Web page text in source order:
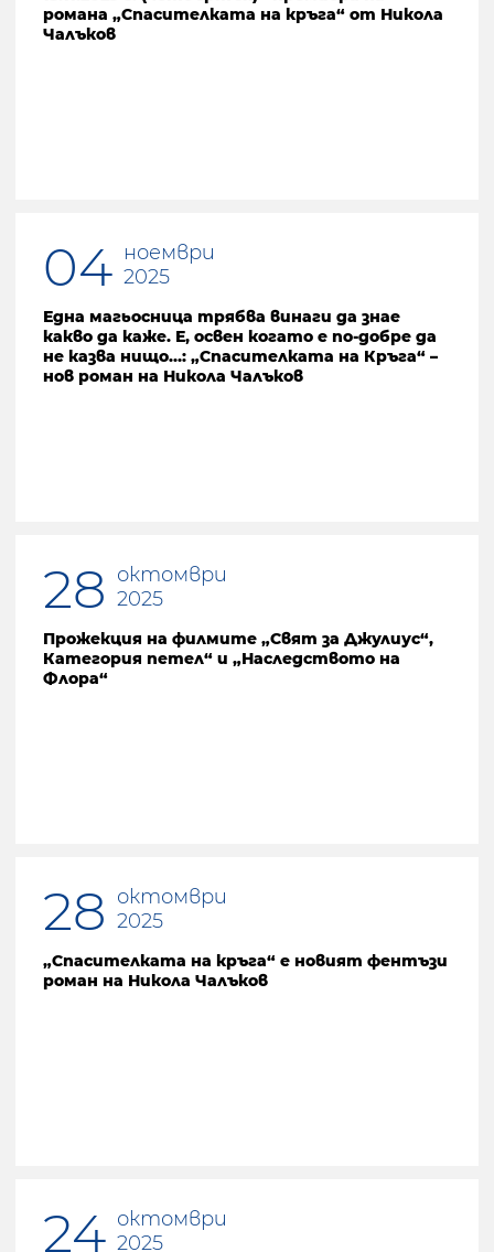
романа „Спасителката на кръга“ от Никола
Чалъков
04 ноември
2025
Една магьосница трябва винаги да знае
какво да каже. Е, освен когато е по-добре да
не казва нищо…: „Спасителката на Кръга“ –
нов роман на Никола Чалъков
28 октомври
2025
Прожекция на филмите „Свят за Джулиус“,
Категория петел“ и „Наследството на
Флора“
28 октомври
2025
„Спасителката на кръга“ е новият фентъзи
роман на Никола Чалъков
24 октомври
2025